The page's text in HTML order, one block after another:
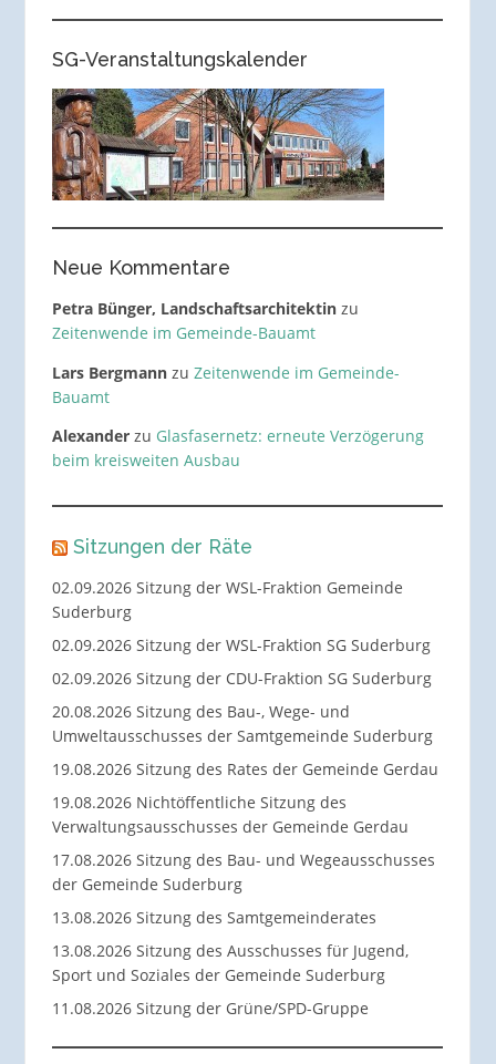
SG-Veranstaltungskalender
Neue Kommentare
Petra Bünger, Landschaftsarchitektinzu
Zeitenwende im Gemeinde-Bauamt
Lars Bergmannzu Zeitenwende im Gemeinde-
Bauamt
Alexanderzu Glasfasernetz: erneute Verzögerung
beim kreisweiten Ausbau
Sitzungen der Räte
02.09.2026 Sitzung der WSL-Fraktion Gemeinde
Suderburg
02.09.2026 Sitzung der WSL-Fraktion SG Suderburg
02.09.2026 Sitzung der CDU-Fraktion SG Suderburg
20.08.2026 Sitzung des Bau-, Wege- und
Umweltausschusses der Samtgemeinde Suderburg
19.08.2026 Sitzung des Rates der Gemeinde Gerdau
19.08.2026 Nichtöffentliche Sitzung des
Verwaltungsausschusses der Gemeinde Gerdau
17.08.2026 Sitzung des Bau- und Wegeausschusses
der Gemeinde Suderburg
13.08.2026 Sitzung des Samtgemeinderates
13.08.2026 Sitzung des Ausschusses für Jugend,
Sport und Soziales der Gemeinde Suderburg
11.08.2026 Sitzung der Grüne/SPD-Gruppe